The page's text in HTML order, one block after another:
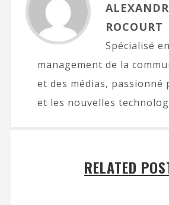
ROCOURT
Spécialisé en
management de la
et des médias, passionné
et les nouvelles
RELATED